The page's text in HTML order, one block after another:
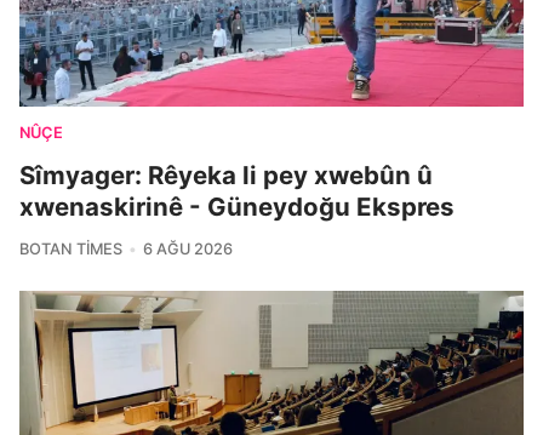
NÛÇE
Sîmyager: Rêyeka li pey xwebûn û
xwenaskirinê - Güneydoğu Ekspres
BOTAN TIMES 6 AĞU 2026